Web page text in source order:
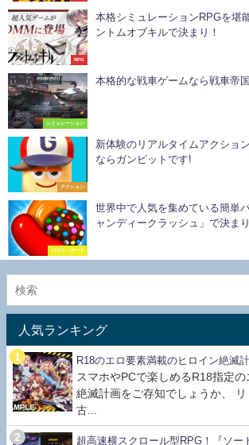
RPG
本格シミュレーションRPGを堪
ントムオブキルで決まり！
シミュレーション
本格的な戦車ゲームなら戦車帝国
アクション
新体験のリアルタイムアクショ
ならガンビットです!
パズル・カード
世界中で人気を集めている簡単
ャンディークラッシュ」で決ま
人気ランキング
R18のエロ要素満載のヒロイン絶滅
スマホやPCで楽しめるR18指定
絶滅計画をご存知でしょうか、
古...
超高速横スクロール型RPG！『ソー